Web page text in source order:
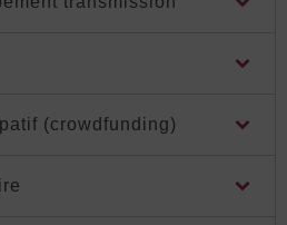
(crowdfunding)